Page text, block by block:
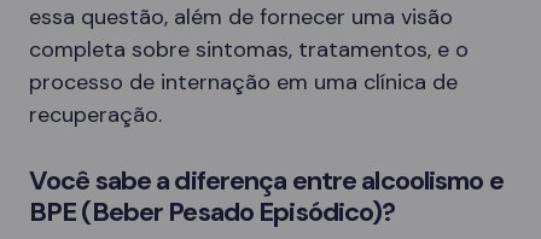
essa questão, além de fornecer uma visão
completa sobre sintomas, tratamentos, e o
processo de internação em uma clínica de
recuperação.
Você sabe a diferença entre alcoolismo e
BPE (Beber Pesado Episódico)?